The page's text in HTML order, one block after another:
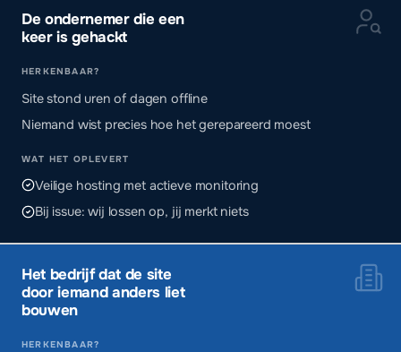
De ondernemer die een
keer is gehackt
HERKENBAAR?
Site stond uren of dagen offline
Niemand wist precies hoe het gerepareerd moest
WAT HET OPLEVERT
Veilige hosting met actieve monitoring
Bij issue: wij lossen op, jij merkt niets
Het bedrijf dat de site
door iemand anders liet
bouwen
HERKENBAAR?